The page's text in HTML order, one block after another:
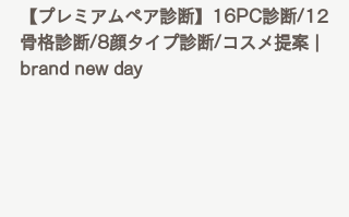
【プレミアムペア診断】16PC診断/12
骨格診断/8顔タイプ診断/コスメ提案 |
brand new day